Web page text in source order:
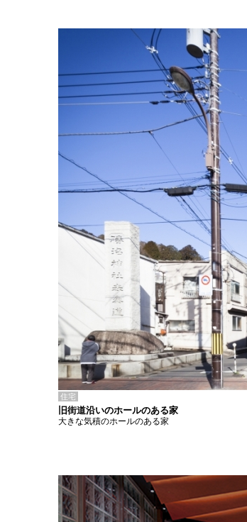
住宅
旧街道沿いのホールのある家
大きな気積のホールのある家